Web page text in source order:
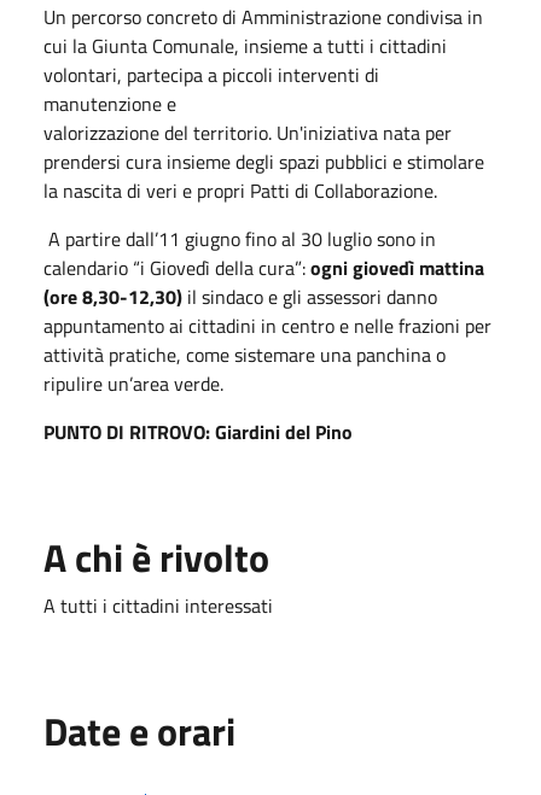
Un percorso concreto di Amministrazione condivisa in
cui la Giunta Comunale, insieme a tutti i cittadini
volontari, partecipa a piccoli interventi di
manutenzione e
valorizzazione del territorio. Un'iniziativa nata per
prendersi cura insieme degli spazi pubblici e stimolare
la nascita di veri e propri Patti di Collaborazione.
A partire dall’11 giugnofino al 30 lugliosono in
calendario “i Giovedì della cura”:ogni giovedì mattina
(ore 8,30-12,30) il sindaco e gli assessori danno
appuntamento ai cittadini in centro e nelle frazioni per
attività pratiche, come sistemare una panchina o
ripulire un’area verde.
PUNTO DI RITROVO: Giardini del Pino
A chi è rivolto
A tutti i cittadini interessati
Date e orari